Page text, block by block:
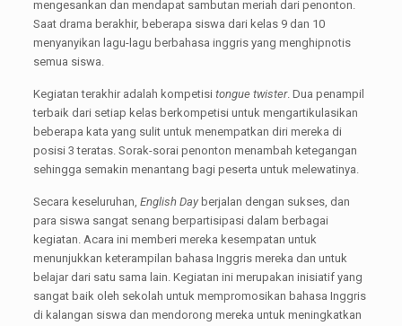
mengesankan dan mendapat sambutan meriah dari penonton.
Saat drama berakhir, beberapa siswa dari kelas 9 dan 10
menyanyikan lagu-lagu berbahasa inggris yang menghipnotis
semua siswa.
Kegiatan terakhir adalah kompetisi tongue twister. Dua penampil
terbaik dari setiap kelas berkompetisi untuk mengartikulasikan
beberapa kata yang sulit untuk menempatkan diri mereka di
posisi 3 teratas. Sorak-sorai penonton menambah ketegangan
sehingga semakin menantang bagi peserta untuk melewatinya.
Secara keseluruhan, English Dayberjalan dengan sukses, dan
para siswa sangat senang berpartisipasi dalam berbagai
kegiatan. Acara ini memberi mereka kesempatan untuk
menunjukkan keterampilan bahasa Inggris mereka dan untuk
belajar dari satu sama lain. Kegiatan ini merupakan inisiatif yang
sangat baik oleh sekolah untuk mempromosikan bahasa Inggris
di kalangan siswa dan mendorong mereka untuk meningkatkan